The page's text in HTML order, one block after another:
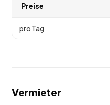
Preise
pro Tag
Vermieter